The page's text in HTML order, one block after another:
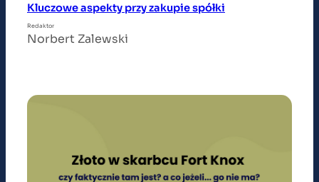
Kluczowe aspekty przy zakupie spółki
Redaktor
Norbert Zalewski